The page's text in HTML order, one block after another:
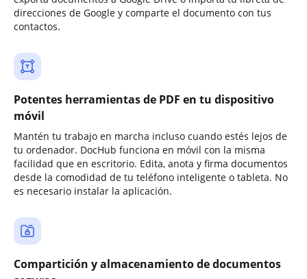
direcciones de Google y comparte el documento con tus
contactos.
Potentes herramientas de PDF en tu dispositivo
móvil
Mantén tu trabajo en marcha incluso cuando estés lejos de
tu ordenador. DocHub funciona en móvil con la misma
facilidad que en escritorio. Edita, anota y firma documentos
desde la comodidad de tu teléfono inteligente o tableta. No
es necesario instalar la aplicación.
Compartición y almacenamiento de documentos